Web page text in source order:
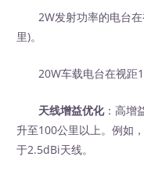
2W发射功率的电台在
里)。
20W车载电台在视距
天线增益优化：高增
升至100公里以上。例如
于2.5dBi天线。